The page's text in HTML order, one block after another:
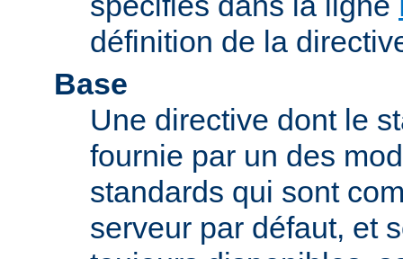
définition de la
Base
Une directive dont le
fournie par un des
standards qui sont
serveur par défaut, et